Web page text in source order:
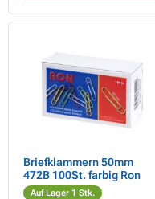
Briefklammern 50mm
472B 100St. farbig Ron
Auf Lager 1 Stk.